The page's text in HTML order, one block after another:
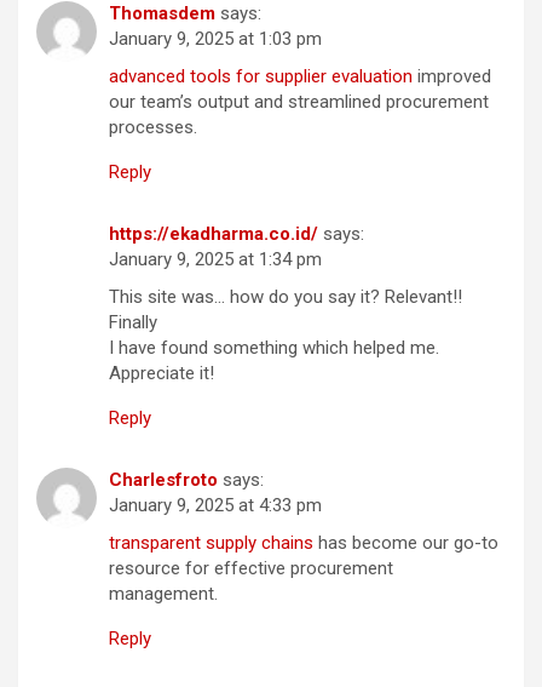
Thomasdem says:
January 9, 2025 at 1:03 pm
advanced tools for supplier evaluation improved
our team’s output and streamlined procurement
processes.
Reply
https://ekadharma.co.id/ says:
January 9, 2025 at 1:34 pm
This site was… how do you say it? Relevant!!
Finally
I have found something which helped me.
Appreciate it!
Reply
Charlesfroto says:
January 9, 2025 at 4:33 pm
transparent supply chains has become our go-to
resource for effective procurement
management.
Reply